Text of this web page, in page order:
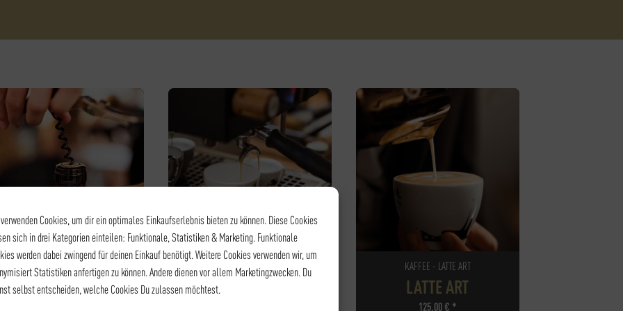
Cookies, um dir ein optimales Einkaufserlebnis bieten zu können. Diese Cookies
sich in drei Kategorien einteilen: Funktionale, Statistiken & Marketing. Funktionale
werden dabei zwingend für deinen Einkauf benötigt. Weitere Cookies verwenden wir, um
Statistiken anfertigen zu können. Andere dienen vor allem Marketingzwecken. Du
selbst entscheiden, welche Cookies Du zulassen möchtest.
WEINSEMINAR - WEIN
HEUT BLUBBERTS
BARISTA LEVEL I - KAFFEE
BARISTA LEVEL I
KAFFEE - LATTE ART
LATTE ART
125,00€ *